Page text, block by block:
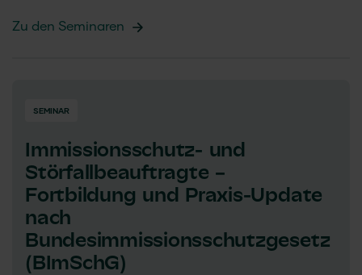
Zu den Seminaren
SEMINAR
Immissionsschutz- und
Störfallbeauftragte –
Fortbildung und Praxis-Update
nach
Bundesimmissionsschutzgesetz
(BImSchG)